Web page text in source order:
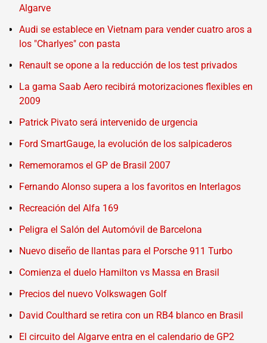
Algarve
Audi se establece en Vietnam para vender cuatro aros a
los "Charlyes" con pasta
Renault se opone a la reducción de los test privados
La gama Saab Aero recibirá motorizaciones flexibles en
2009
Patrick Pivato será intervenido de urgencia
Ford SmartGauge, la evolución de los salpicaderos
Rememoramos el GP de Brasil 2007
Fernando Alonso supera a los favoritos en Interlagos
Recreación del Alfa 169
Peligra el Salón del Automóvil de Barcelona
Nuevo diseño de llantas para el Porsche 911 Turbo
Comienza el duelo Hamilton vs Massa en Brasil
Precios del nuevo Volkswagen Golf
David Coulthard se retira con un RB4 blanco en Brasil
El circuito del Algarve entra en el calendario de GP2